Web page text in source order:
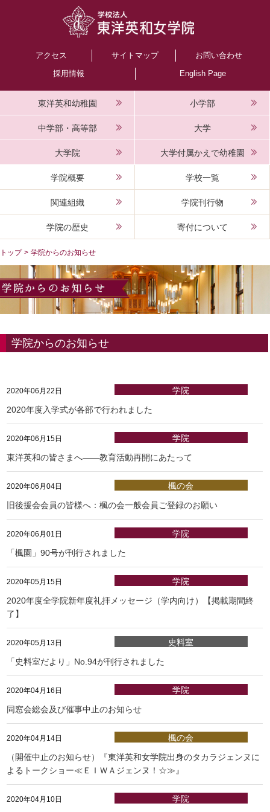
アクセス サイトマップ
お問い合わせ
採用情報
English Page
東洋英和幼稚園 小学部
中学部・高等部 大学
大学院 大学付属かえで幼稚園
学院概要 学校一覧
関連組織 学院刊行物
学院の歴史 寄付について
トップ > 学院からのお知らせ
学院からのお知らせ
2020年06月22日
学院
2020年度入学式が各部で行われました
2020年06月15日
学院
東洋英和の皆さまへ――教育活動再開にあたって
2020年06月04日
楓の会
旧後援会会員の皆様へ：楓の会一般会員ご登録のお願い
2020年06月01日
学院
「楓園」90号が刊行されました
2020年05月15日
学院
2020年度全学院新年度礼拝メッセージ（学内向け）【掲載期間終
了】
2020年05月13日
史料室
「史料室だより」No.94が刊行されました
2020年04月16日
学院
同窓会総会及び催事中止のお知らせ
2020年04月14日
楓の会
（開催中止のお知らせ）『東洋英和女学院出身のタカラジェンヌに
よるトークショー≪ＥＩＷＡジェンヌ！☆≫』
2020年04月10日 学院